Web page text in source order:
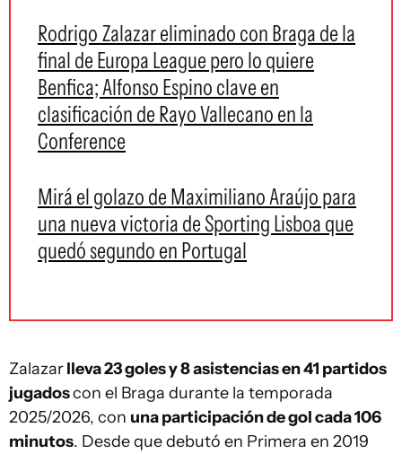
Rodrigo Zalazar eliminado con Braga de la
final de Europa League pero lo quiere
Benfica; Alfonso Espino clave en
clasificación de Rayo Vallecano en la
Conference
Mirá el golazo de Maximiliano Araújo para
una nueva victoria de Sporting Lisboa que
quedó segundo en Portugal
Zalazarlleva 23 goles y 8 asistencias en 41 partidos
jugadoscon el Braga durante la temporada
2025/2026, con una participación de gol cada 106
minutos. Desde que debutó en Primera en 2019